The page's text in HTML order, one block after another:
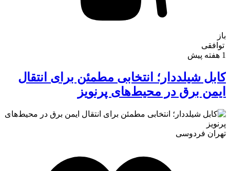
ورود
باز
توافقی
کابل شیلددار؛ انتخابی مطمئن برای انتقال
ایمن برق در محیط‌های پرنویز
تهرانفردوسی